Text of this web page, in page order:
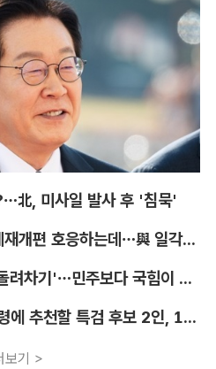
北, 미사일 발사 후 '침묵'
[주간政談<상>] 부동산 세재개편 호응하는데…與 일각의 속내
[주간政談<하>] 서범수 '돌려차기'…민주보다 국힘이 더 발끈
선관위 특검 추천위 "대통령에 추천할 특검 후보 2인, 14일 확정"
보기 >